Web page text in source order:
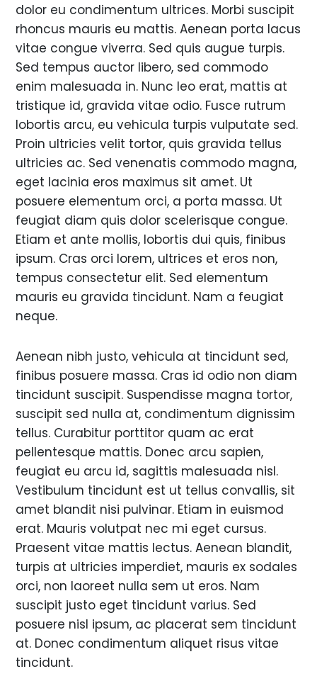
dolor eu condimentum ultrices. Morbi suscipit
rhoncus mauris eu mattis. Aenean porta lacus
vitae congue viverra. Sed quis augue turpis.
Sed tempus auctor libero, sed commodo
enim malesuada in. Nunc leo erat, mattis at
tristique id, gravida vitae odio. Fusce rutrum
lobortis arcu, eu vehicula turpis vulputate sed.
Proin ultricies velit tortor, quis gravida tellus
ultricies ac. Sed venenatis commodo magna,
eget lacinia eros maximus sit amet. Ut
posuere elementum orci, a porta massa. Ut
feugiat diam quis dolor scelerisque congue.
Etiam et ante mollis, lobortis dui quis, finibus
ipsum. Cras orci lorem, ultrices et eros non,
tempus consectetur elit. Sed elementum
mauris eu gravida tincidunt. Nam a feugiat
neque.
Aenean nibh justo, vehicula at tincidunt sed,
finibus posuere massa. Cras id odio non diam
tincidunt suscipit. Suspendisse magna tortor,
suscipit sed nulla at, condimentum dignissim
tellus. Curabitur porttitor quam ac erat
pellentesque mattis. Donec arcu sapien,
feugiat eu arcu id, sagittis malesuada nisl.
Vestibulum tincidunt est ut tellus convallis, sit
amet blandit nisi pulvinar. Etiam in euismod
erat. Mauris volutpat nec mi eget cursus.
Praesent vitae mattis lectus. Aenean blandit,
turpis at ultricies imperdiet, mauris ex sodales
orci, non laoreet nulla sem ut eros. Nam
suscipit justo eget tincidunt varius. Sed
posuere nisl ipsum, ac placerat sem tincidunt
at. Donec condimentum aliquet risus vitae
tincidunt.